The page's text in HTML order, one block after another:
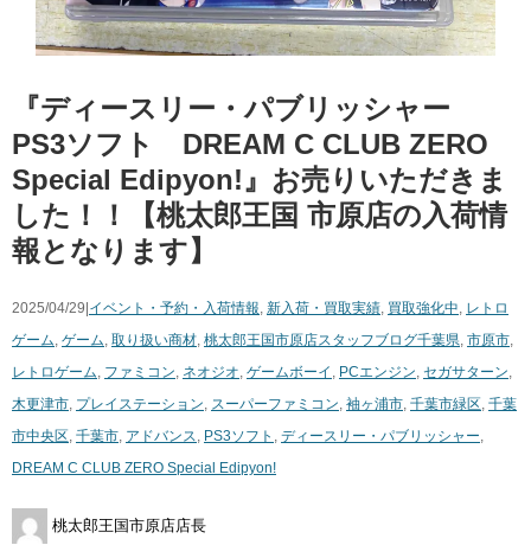
『ディースリー・パブリッシャー
PS3ソフト DREAM C CLUB ZERO
Special Edipyon!』お売りいただきま
した！！【桃太郎王国 市原店の入荷情
報となります】
2025/04/29| イベント・予約・入荷情報, 新入荷・買取実績, 買取強化中, レトロ
ゲーム, ゲーム, 取り扱い商材, 桃太郎王国市原店スタッフブログ千葉県, 市原市,
レトロゲーム, ファミコン, ネオジオ, ゲームボーイ , PCエンジン, セガサターン,
木更津市, プレイステーション, スーパーファミコン, 袖ヶ浦市, 千葉市緑区, 千葉
市中央区, 千葉市, アドバンス, PS3ソフト , ディースリー・パブリッシャー,
DREAM C CLUB ZERO Special Edipyon!
桃太郎王国市原店店長